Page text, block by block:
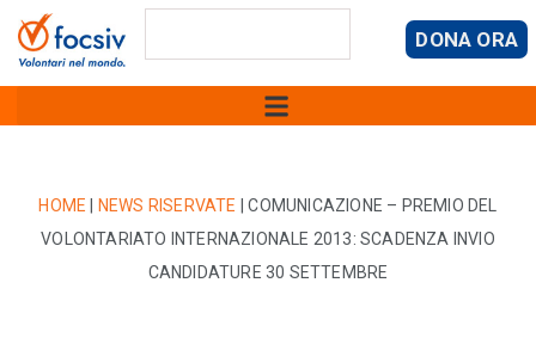
DONA ORA
HOME NEWS RISERVATE |COMUNICAZIONE – PREMIO DEL
VOLONTARIATO INTERNAZIONALE 2013: SCADENZA INVIO
CANDIDATURE 30 SETTEMBRE